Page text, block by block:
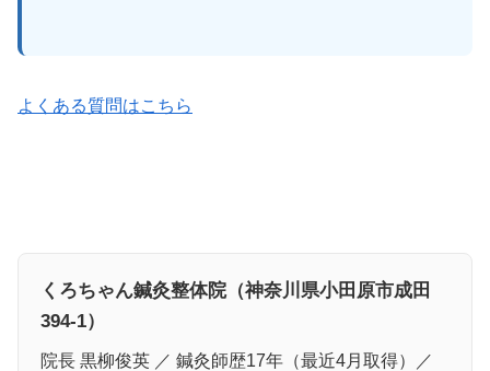
よくある質問はこちら
くろちゃん鍼灸整体院（神奈川県小田原市成田
394-1）
院長 黒柳俊英 ／ 鍼灸師歴17年（最近4月取得）／